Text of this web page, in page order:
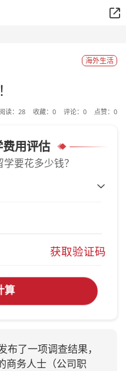
海外生活
阅读： 28 收藏： 0 评论： 0 点赞： 0
费用评估
要花多少钱？
获取验证码
算
布了一项调查结果，
商务人士（公司职